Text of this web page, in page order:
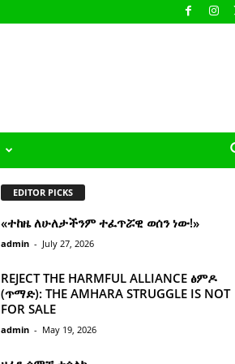
EDITOR PICKS
«ተከዜ ለሁለታችንም ተፈጥሯዊ ወሰን ነው!»
admin - July 27, 2026
REJECT THE HARMFUL ALLIANCE ፅምዶ
(ጥማድ): THE AMHARA STRUGGLE IS NOT
FOR SALE
admin - May 19, 2026